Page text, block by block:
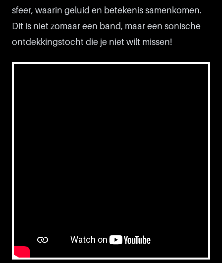
sfeer, waarin geluid en betekenis samenkomen.
Dit is niet zomaar een band, maar een sonische
ontdekkingstocht die je niet wilt missen!